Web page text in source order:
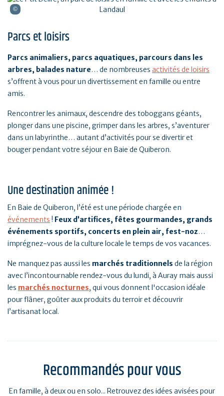
Parcs et loisirs
Parcs animaliers, parcs aquatiques, parcours dans les
arbres, balades nature… de nombreuses activités de loisirs
s’offrent à vous pour un divertissement en famille ou entre
amis.
Rencontrer les animaux, descendre des toboggans géants,
plonger dans une piscine, grimper dans les arbres, s’aventurer
dans un labyrinthe… autant d’activités pour se divertir et
bouger pendant votre séjour en Baie de Quiberon.
Une destination animée !
En Baie de Quiberon, l’été est une période chargée en
événements ! Feux d’artifices, fêtes gourmandes, grands
événements sportifs, concerts en plein air, fest-noz…
imprégnez-vous de la culture locale le temps de vos vacances.
Ne manquez pas aussi les marchés traditionnels de la région
avec l’incontournable rendez-vous du lundi, à Auray mais aussi
les marchés nocturnes, qui vous donnent l'occasion idéale
pour flâner, goûter aux produits du terroir et découvrir
l’artisanat local.
Recommandés pour vous
En famille, à deux ou en solo... Retrouvez des idées avisées pour